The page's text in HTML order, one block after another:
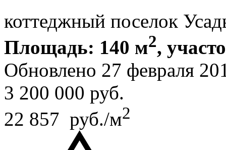
коттеджный поселок
Площадь: 140 м2,
Обновлено 27 февраля
3 200 000 руб.
22 857 руб./м2